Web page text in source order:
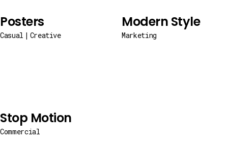
Posters
Casual Creative
Modern Style
Marketing
Stop Motion
Commercial